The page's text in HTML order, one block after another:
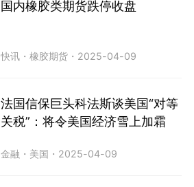
国内橡胶类期货跌停收盘
快讯 ・橡胶期货 ・ 2025-04-09
法国信保巨头科法斯谈美国“对等
关税”：将令美国经济雪上加霜
金融 ・ 美国 ・ 2025-04-09